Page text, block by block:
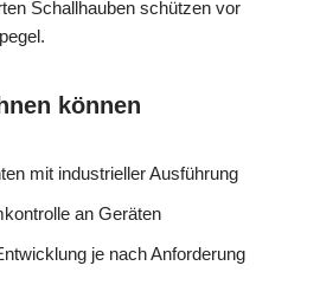
Schallhauben schützen vor
können
mit industrieller Ausführung
an Geräten
je nach Anforderung